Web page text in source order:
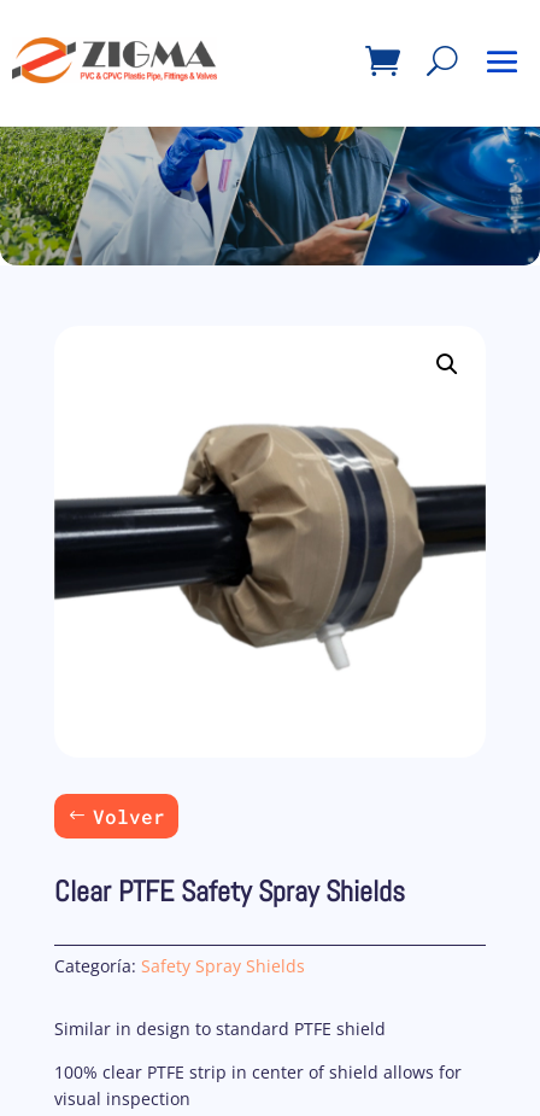
Volver
Clear PTFE Safety Spray Shields
Categoría: Safety Spray Shields
Similar in design to standard PTFE shield
100% clear PTFE strip in center of shield allows for
visual inspection